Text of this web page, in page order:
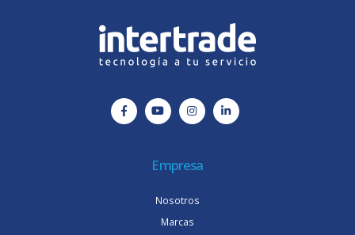
Empresa
Nosotros
Marcas